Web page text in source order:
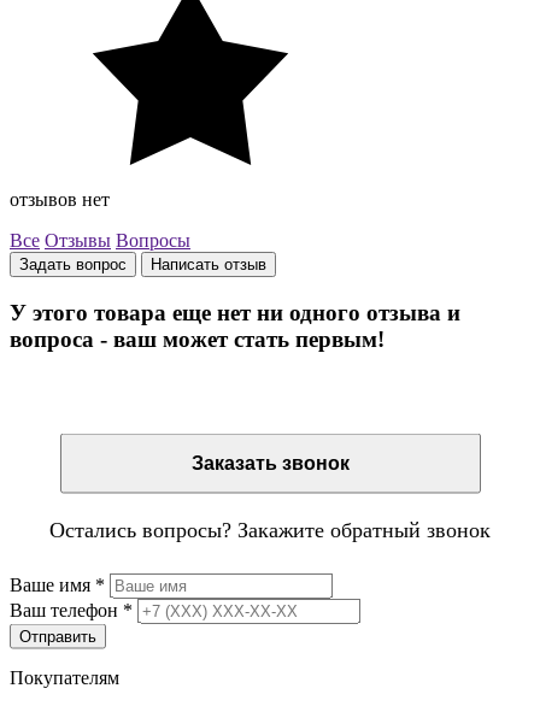
отзывов нет
Все Отзывы Вопросы
Задать вопрос Написать отзыв
У этого товара еще нет ни одного отзыва и
вопроса - ваш может стать первым!
Заказать звонок
Остались вопросы? Закажите обратный звонок
Ваше имя *
Ваш телефон *
Отправить
Покупателям